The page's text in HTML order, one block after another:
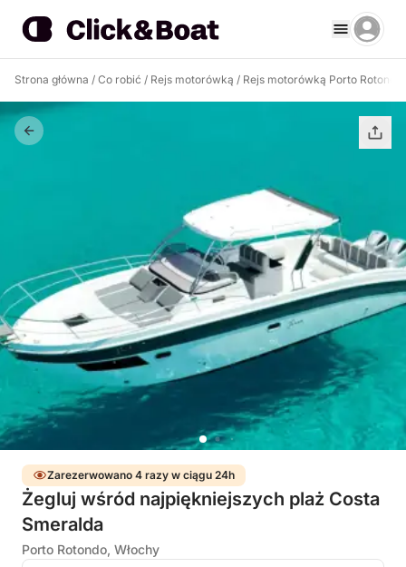
Strona główna / Co robić / Rejs motorówką / Rejs motorówką Porto Rotondo
Zarezerwowano 4 razy w ciągu 24h
Żegluj wśród najpiękniejszych plaż Costa
Smeralda
Porto Rotondo, Włochy